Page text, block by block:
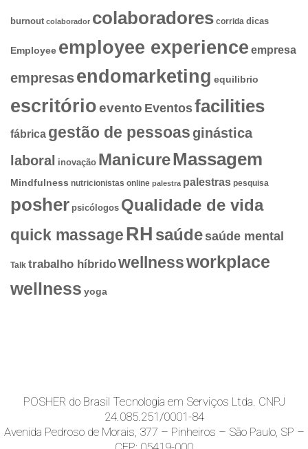
burnout colaborador colaboradores corrida dicas
Employee employee experience empresa
empresasendomarketing equilibrio
escritórioevento Eventosfacilities
fábrica gestão de pessoasginástica
laboral inovação ManicureMassagem
Mindfulness nutricionistas online palestra palestras pesquisa
posher psicólogos Qualidade de vida
quick massageRH saúdesaúde mental
Talk trabalho híbridowellnessworkplace
wellness yoga
POSHER do Brasil Tecnologia em Serviços Ltda. CNPJ
24.085.251/0001-84
Avenida Pedroso de Morais, 377 – Pinheiros – São Paulo, SP –